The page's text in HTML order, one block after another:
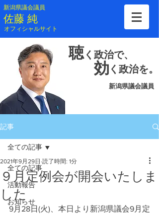
新潟県議会議員
​佐藤 純
​オフィシャルサイト
聴 く 政治で、
効 く 政治を。
新潟県議会議員
記事
全ての記事
活動報告
お知らせ
全ての記事
９月定例会が開会いたしま
した
2021年9月29日 読了時間: 1分
9月28日(火)、本日より新潟県議会9月定